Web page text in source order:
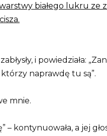
białego lukru ze
i powiedziała:
naprawdę tu są”.
mnie.
– kontynuowała, a jej